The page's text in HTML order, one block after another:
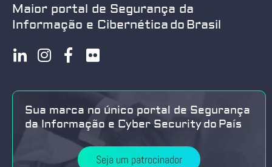
Maior portal de Segurança da
Informação e Cibernética do Brasil
Sua marca no único portal de Segurança
da Informação e Cyber Security do País
Seja um patrocinador